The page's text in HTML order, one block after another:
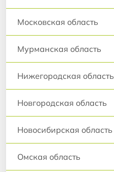
Московская область
Мурманская область
Нижегородская область
Новгородская область
Новосибирская область
Омская область